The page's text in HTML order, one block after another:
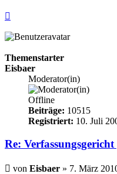
Themenstarter
Eisbaer
Moderator(in)
Offline
Beiträge: 10515
Registriert: 10. Juli
Re:
Beitrag
von Eisbaer » 7. März